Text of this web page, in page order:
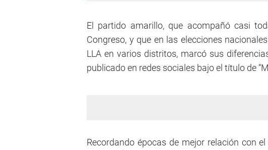
El partido amarillo, que acompañó casi
Congreso, y que en las elecciones
LLA en varios distritos, marcó sus
publicado en redes sociales bajo el título de
Recordando épocas de mejor relación con